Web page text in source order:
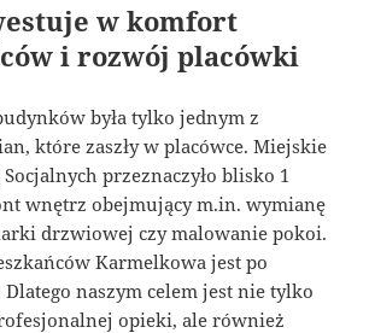
w komfort
i rozwój placówki
była tylko jednym z
które zaszły w placówce. Miejskie
przeznaczyło blisko 1
wnętrz obejmujący m.in. wymianę
drzwiowej czy malowanie pokoi.
Karmelkowa jest po
naszym celem jest nie tylko
opieki, ale również